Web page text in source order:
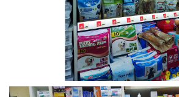
10. Kako biste posavetovali nove
mlađu Vas da možete?
Sve što hoćeš to i možeš, budi
nemoj biti talas, idi napred.
11. Na skali od 1-10 koliko je